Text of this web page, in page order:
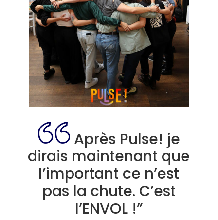
Après Pulse! je
dirais maintenant que
l’important ce n’est
pas la chute. C’est
l’ENVOL !”